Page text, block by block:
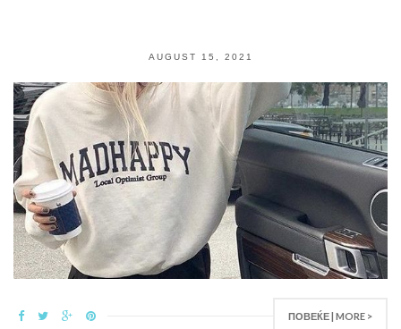
AUGUST 15, 2021
ПОВЕЌЕ | MORE >